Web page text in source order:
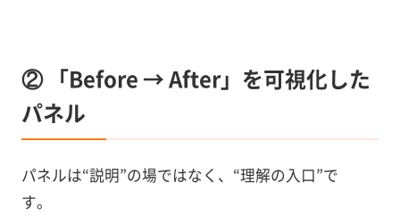
② 「Before → After」を可視化した
パネル
パネルは“説明”の場ではなく、“理解の入口”で
す。